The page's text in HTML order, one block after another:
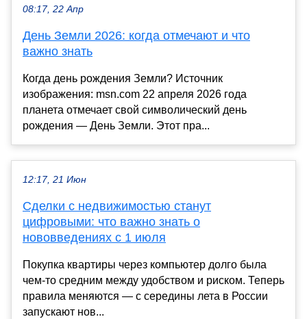
08:17, 22 Апр
День Земли 2026: когда отмечают и что
важно знать
Когда день рождения Земли? Источник
изображения: msn.com 22 апреля 2026 года
планета отмечает свой символический день
рождения — День Земли. Этот пра...
12:17, 21 Июн
Сделки с недвижимостью станут
цифровыми: что важно знать о
нововведениях с 1 июля
Покупка квартиры через компьютер долго была
чем-то средним между удобством и риском. Теперь
правила меняются — с середины лета в России
запускают нов...